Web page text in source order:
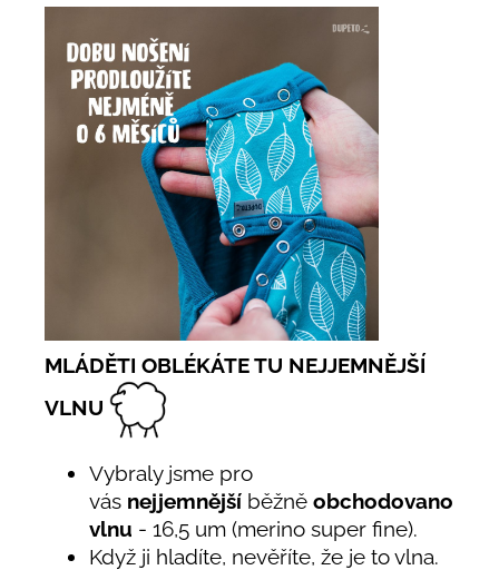
MLÁDĚTI OBLÉKÁTE TU NEJJEMNĚJŠÍ
VLNU
Vybraly jsme pro
vás nejjemnější běžně obchodovanou
vlnu - 16,5 um (merino super fine).
Když ji hladíte, nevěříte, že je to vlna.